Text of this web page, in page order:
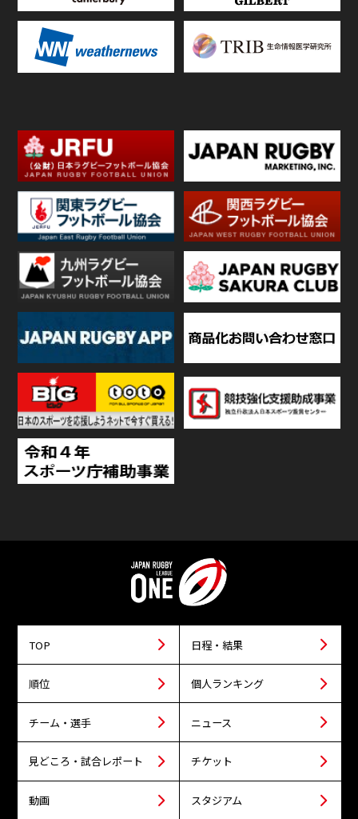
TOP 日程・結果
順位 個人ランキング
チーム・選手 ニュース
見どころ・試合レポート チケット
動画 スタジアム